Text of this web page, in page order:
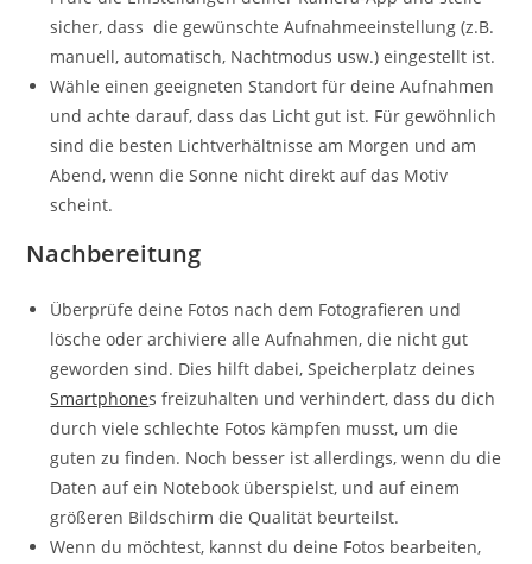
sicher, dass die gewünschte Aufnahmeeinstellung (z.B.
manuell, automatisch, Nachtmodus usw.) eingestellt ist.
Wähle einen geeigneten Standort für deine Aufnahmen
und achte darauf, dass das Licht gut ist. Für gewöhnlich
sind die besten Lichtverhältnisse am Morgen und am
Abend, wenn die Sonne nicht direkt auf das Motiv
scheint.
Nachbereitung
Überprüfe deine Fotos nach dem Fotografieren und
lösche oder archiviere alle Aufnahmen, die nicht gut
geworden sind. Dies hilft dabei, Speicherplatz deines
Smartphones freizuhalten und verhindert, dass du dich
durch viele schlechte Fotos kämpfen musst, um die
guten zu finden. Noch besser ist allerdings, wenn du die
Daten auf ein Notebook überspielst, und auf einem
größeren Bildschirm die Qualität beurteilst.
Wenn du möchtest, kannst du deine Fotos bearbeiten,